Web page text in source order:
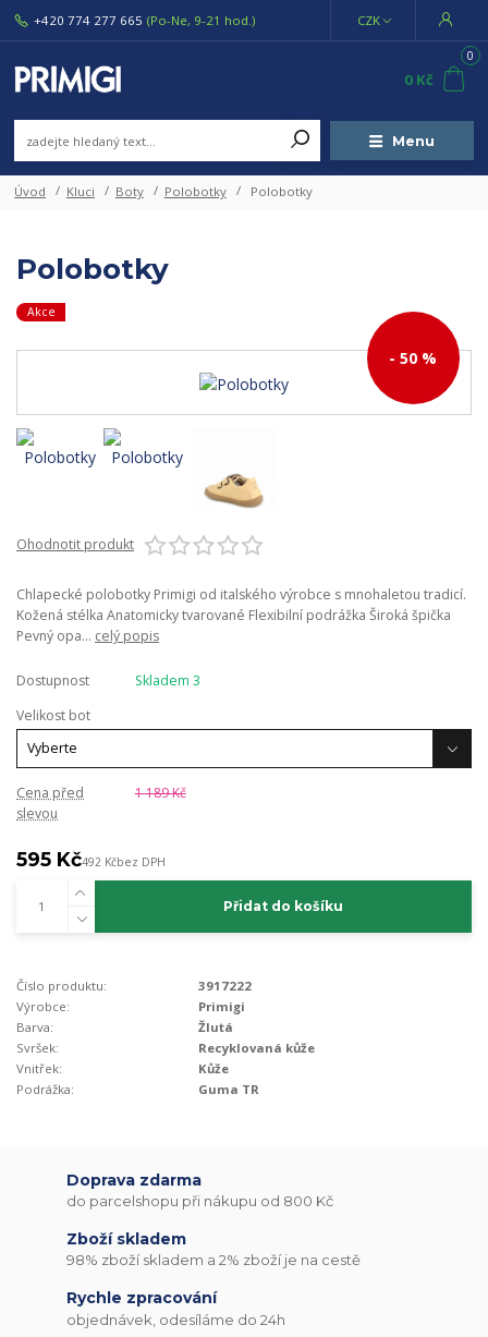
Menu
CZK
+420 774 277 665 (Po-Ne, 9-21 hod.)
0
0 Kč
Úvod Kluci Boty Polobotky Polobotky
Polobotky
Akce
- 50 %
Ohodnotit produkt
Chlapecké polobotky Primigi od italského výrobce s mnohaletou tradicí.
Kožená stélka Anatomicky tvarované Flexibilní podrážka Široká špička
Pevný opa... celý popis
Dostupnost
Skladem 3
Velikost bot
Cena před
slevou
1 189 Kč
595 Kč492 Kčbez DPH
Přidat do košíku
Číslo produktu:
3917222
Výrobce:
Primigi
Barva:
Žlutá
Svršek:
Recyklovaná kůže
Vnitřek:
Kůže
Podrážka:
Guma TR
Doprava zdarma
do parcelshopu při nákupu od 800 Kč
Zboží skladem
98% zboží skladem a 2% zboží je na cestě
Rychle zpracování
objednávek, odesíláme do 24h